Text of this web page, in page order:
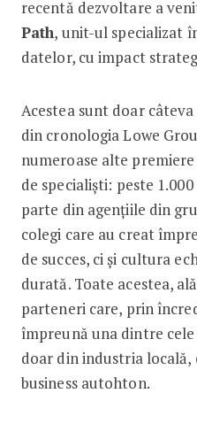
recentă dezvoltare a
Path, unit-ul specializat
datelor, cu impact
Acestea sunt doar
din cronologia Lowe
numeroase alte
de specialiști: peste
parte din agențiile din
colegi care au creat
de succes, ci și cultura
durată. Toate acestea,
parteneri care, prin
împreună una dintre
doar din industria locală,
business autohton.